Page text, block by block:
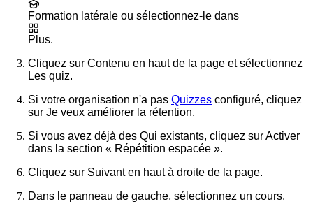
Formation latérale ou sélectionnez-le dans
Plus.
Cliquez sur Contenu en haut de la page et sélectionnez
Les quiz.
Si votre organisation n'a pas Quizzes configuré, cliquez
sur Je veux améliorer la rétention.
Si vous avez déjà des Qui existants, cliquez surActiver
dans la section « Répétition espacée ».
Cliquez sur Suivanten haut à droite de la page.
Dans le panneau de gauche, sélectionnez un cours.